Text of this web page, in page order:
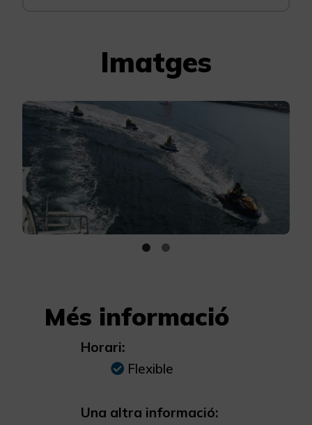
Imatges
Més informació
Horari:
Flexible
Una altra informació: